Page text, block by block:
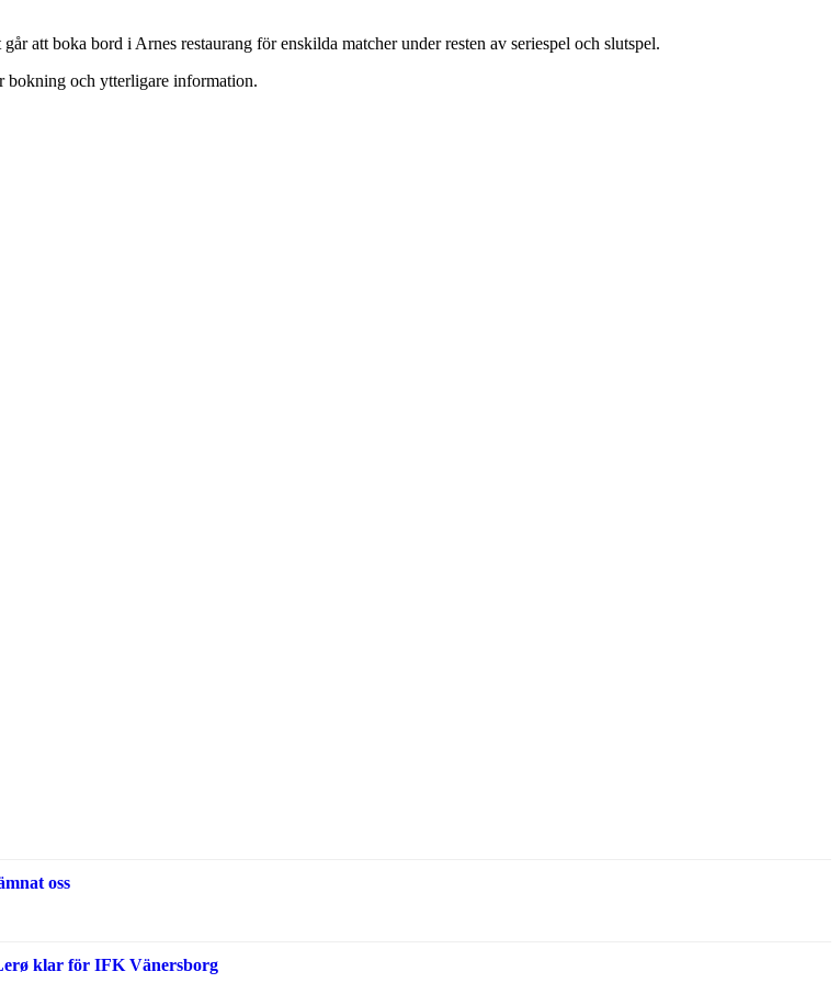
att boka bord i Arnes restaurang för enskilda matcher under resten av seriespel och slutspel.
bokning och ytterligare information.
oss
klar för IFK Vänersborg